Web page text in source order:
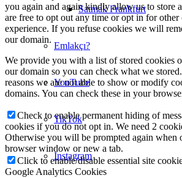
Satmak Frankfurt
Emlakçı?
YouTube
TikTok
Instagram
you again and again kindly allow us to store
are free to opt out any time or opt in for other
experience. If you refuse cookies we will
our domain.
We provide you with a list of stored cookies
our domain so you can check what we
reasons we are not able to show or modify
domains. You can check these in your
Check to enable permanent hiding of
cookies if you do not opt in. We need 2
Otherwise you will be prompted again when
browser window or new a tab.
Click to enable/disable essential site
Google Analytics Cookies